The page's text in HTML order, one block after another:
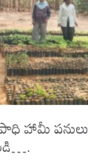
హామీ పనులు